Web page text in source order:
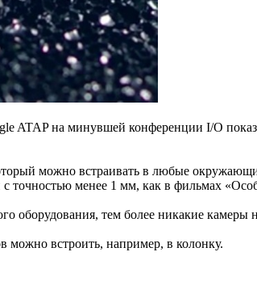
ATAP на минувшей конференции I/O
можно встраивать в любые
с точностью менее 1 мм, как в фильмах
оборудования, тем более никакие
можно встроить, например, в колонку.